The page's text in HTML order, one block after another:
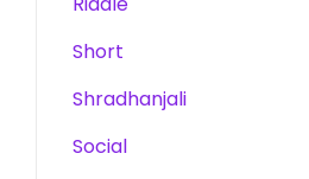
Short
Shradhanjali
Social